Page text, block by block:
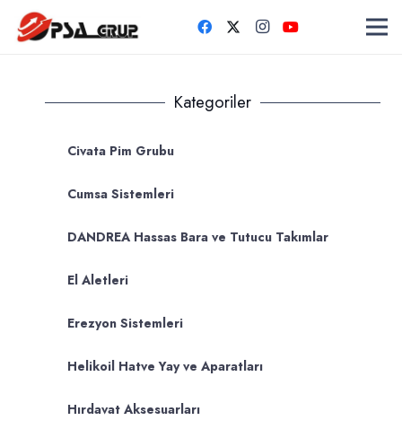
Kategoriler
Civata Pim Grubu
Cumsa Sistemleri
DANDREA Hassas Bara ve Tutucu Takımlar
El Aletleri
Erezyon Sistemleri
Helikoil Hatve Yay ve Aparatları
Hırdavat Aksesuarları